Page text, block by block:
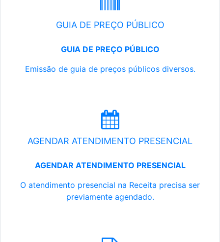
GUIA DE PREÇO PÚBLICO
GUIA DE PREÇO PÚBLICO
Emissão de guia de preços públicos diversos.
AGENDAR ATENDIMENTO PRESENCIAL
AGENDAR ATENDIMENTO PRESENCIAL
O atendimento presencial na Receita precisa ser
previamente agendado.